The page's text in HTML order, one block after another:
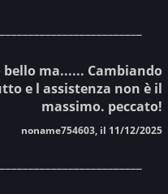
ma...... Cambiando
e l assistenza non è il
massimo. peccato!
noname754603, il 11/12/2025